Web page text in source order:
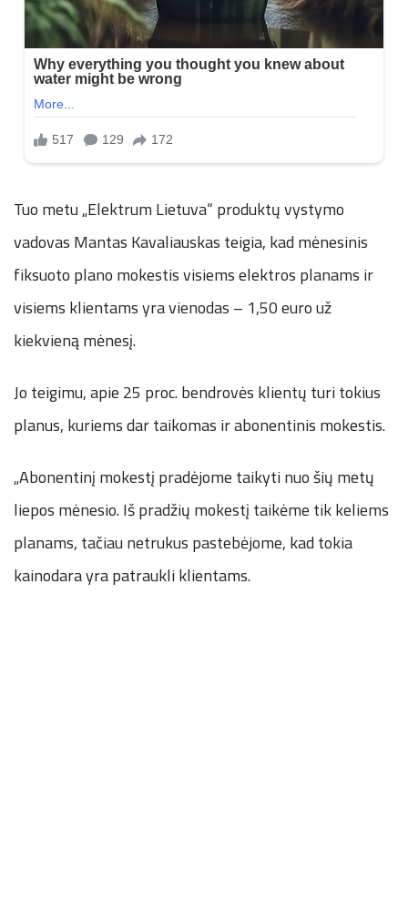
Tuo metu „Elektrum Lietuva“ produktų vystymo
vadovas Mantas Kavaliauskas teigia, kad mėnesinis
fiksuoto plano mokestis visiems elektros planams ir
visiems klientams yra vienodas – 1,50 euro už
kiekvieną mėnesį.
Jo teigimu, apie 25 proc. bendrovės klientų turi tokius
planus, kuriems dar taikomas ir abonentinis mokestis.
„Abonentinį mokestį pradėjome taikyti nuo šių metų
liepos mėnesio. Iš pradžių mokestį taikėme tik keliems
planams, tačiau netrukus pastebėjome, kad tokia
kainodara yra patraukli klientams.